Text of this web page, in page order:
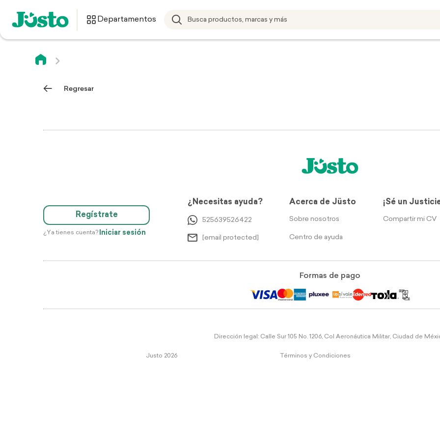
Departamentos
Regresar
Regístrate
¿Ya tienes cuenta? Iniciar sesión
¿Necesitas ayuda?
525639526422
[email protected]
Acerca de Jüsto
Sobre nosotros
Centro de ayuda
¡Sé un
Compartir mi CV
Formas de pago
Dirección legal: Calle Sur 105 No. 1206, Col Aeronáutica Militar, Ciudad de
Justo 2026 Términos y Condiciones